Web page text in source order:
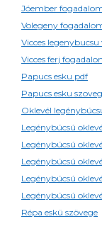
Jóember
Volegeny
Vicces legenybucsu
Vicces ferj
Papucs esku pdf
Papucs esku szoveg
Oklevél
Legénybúcsú
Legénybúcsú
Legénybúcsú
Legénybúcsú
Legénybúcsú
Répa eskü szövege